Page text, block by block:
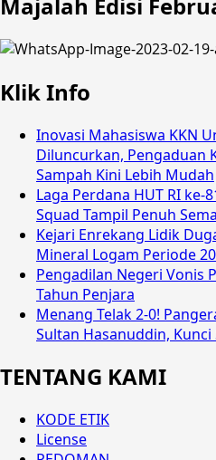
Klik Info
Inovasi Mahasiswa KKN
Diluncurkan, Pengaduan
Sampah Kini Lebih Mudah
Laga Perdana HUT RI ke-
Squad Tampil Penuh
Kejari Enrekang Lidik
Mineral Logam Periode
Pengadilan Negeri Vonis
Tahun Penjara
Menang Telak 2-0!
Sultan Hasanuddin,
TENTANG KAMI
KODE ETIK
License